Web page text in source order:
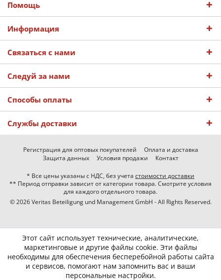
Помощь
Информация
Связаться с нами
Следуй за нами
Способы оплаты
Службы доставки
Регистрация для оптовых покупателей
Оплата и доставка
Защита данных
Условия продажи Контакт
* Все цены указаны с НДС, без учета стоимости доставки
** Период отправки зависит от категории товара. Смотрите условия
для каждого отдельного товара.
© 2026 Veritas Beteiligung und Management GmbH - All Rights Reserved.
Этот сайт использует технические, аналитические,
маркетинговые и другие файлы cookie. Эти файлы
необходимы для обеспечения бесперебойной работы сайта
и сервисов, помогают нам запомнить вас и ваши
персональные настройки.